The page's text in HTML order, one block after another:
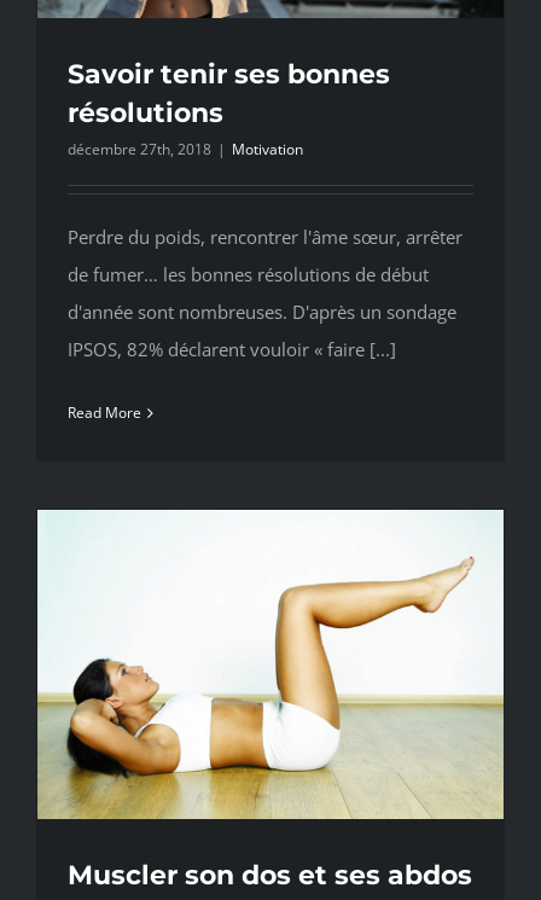
Savoir tenir ses bonnes
résolutions
décembre 27th, 2018 | Motivation
Perdre du poids, rencontrer l'âme sœur, arrêter
de fumer… les bonnes résolutions de début
d'année sont nombreuses. D'après un sondage
IPSOS, 82% déclarent vouloir « faire [...]
Read More
Muscler son dos et ses abdos